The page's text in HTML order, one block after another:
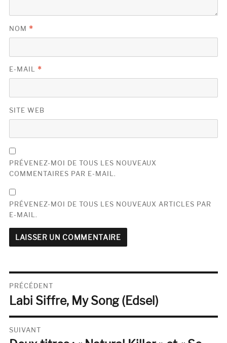
NOM *
E-MAIL *
SITE WEB
PRÉVENEZ-MOI DE TOUS LES NOUVEAUX
COMMENTAIRES PAR E-MAIL.
PRÉVENEZ-MOI DE TOUS LES NOUVEAUX ARTICLES PAR
E-MAIL.
Navigation
de
l’article
PRÉCÉDENT
Publication
Labi Siffre, My Song (Edsel)
SUIVANT